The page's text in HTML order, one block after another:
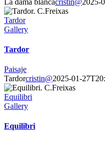
Tardor
Gallery
Tardor
Paisaje
Tardorcristin@2025-01-
Equilibri
Gallery
Equilibri